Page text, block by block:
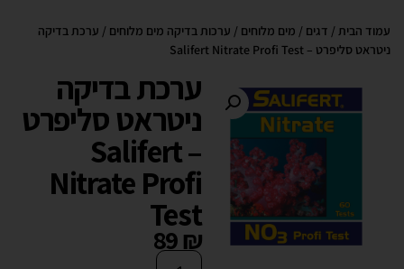
עמוד הבית / דגים / מים מלוחים / ערכות בדיקה מים מלוחים / ערכת בדיקה
ניטראט סליפרט – Salifert Nitrate Profi Test
ערכת בדיקה
ניטראט סליפרט
– Salifert
Nitrate Profi
Test
89₪